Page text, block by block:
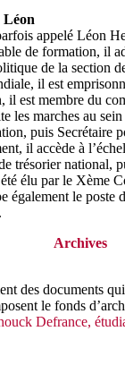
appelé Léon
de formation, il
de la section
il est
il est membre du
les marches au
puis Secrétaire
il accède à
trésorier national,
élu par le Xème
également le poste
Archives
des documents
le fonds
Defrance,